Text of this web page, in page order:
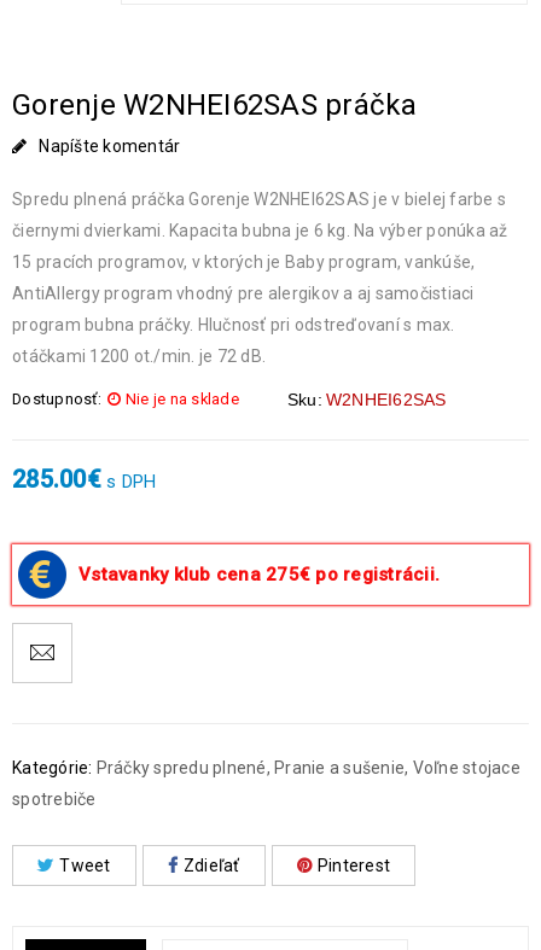
Gorenje W2NHEI62SAS práčka
Napíšte komentár
Spredu plnená práčka Gorenje W2NHEI62SAS je v bielej farbe s
čiernymi dvierkami. Kapacita bubna je 6 kg. Na výber ponúka až
15 pracích programov, v ktorých je Baby program, vankúše,
AntiAllergy program vhodný pre alergikov a aj samočistiaci
program bubna práčky. Hlučnosť pri odstreďovaní s max.
otáčkami 1200 ot./min. je 72 dB.
Dostupnosť: Nie je na sklade Sku: W2NHEI62SAS
285.00€ s DPH
Vstavanky klub cena 275€ po registrácii.
Kategórie: Práčky spredu plnené, Pranie a sušenie, Voľne stojace
spotrebiče
Tweet Zdieľať Pinterest